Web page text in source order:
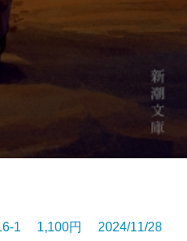
1 1,100円 2024/11/28